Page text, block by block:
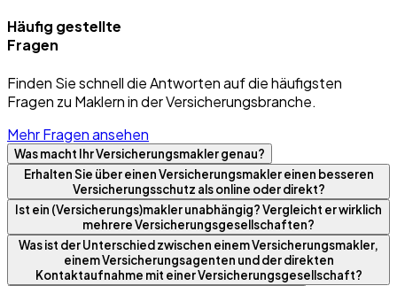
Häufig gestellte
Fragen
Finden Sie schnell die Antworten auf die häufigsten
Fragen zu Maklern in der Versicherungsbranche.
Mehr Fragen ansehen
Was macht Ihr Versicherungsmakler genau?
Erhalten Sie über einen Versicherungsmakler einen besseren
Versicherungsschutz als online oder direkt?
Ist ein (Versicherungs)makler unabhängig? Vergleicht er wirklich
mehrere Versicherungsgesellschaften?
Was ist der Unterschied zwischen einem Versicherungsmakler,
einem Versicherungsagenten und der direkten
Kontaktaufnahme mit einer Versicherungsgesellschaft?